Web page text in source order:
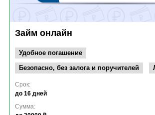
Займ онлайн
Удобное погашение
Безопасно, без залога и поручителей
Срок:
до 16 дней
Сумма: